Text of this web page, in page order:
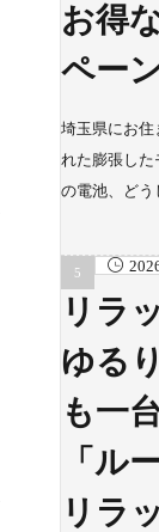
お得
ペー
埼玉県にお住
れた膨張した
の電池、ど
リラ
ゆる
も一
「ル
リラ